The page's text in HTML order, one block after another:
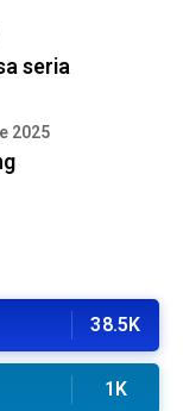
seria
2025
38.5K
1K